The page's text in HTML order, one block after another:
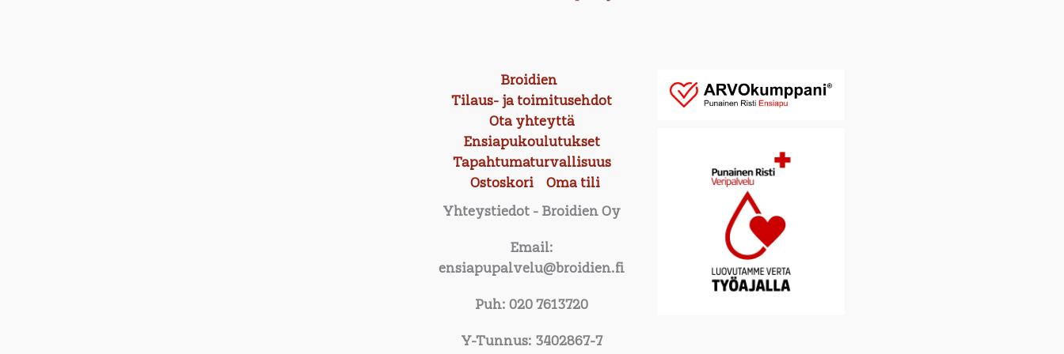
Broidien
Tilaus- ja toimitusehdot
Ota yhteyttä
Ensiapukoulutukset
Tapahtumaturvallisuus
Ostoskori
Oma tili
Yhteystiedot - Broidien Oy
Email:
ensiapupalvelu@broidien.fi
Puh: 020 7613720
Y-Tunnus: 3402867-7